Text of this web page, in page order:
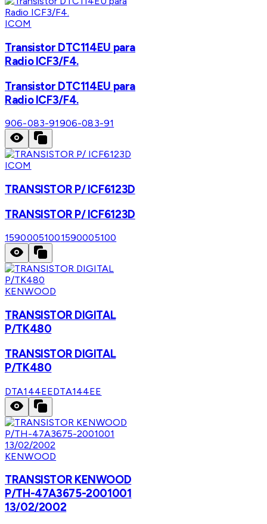
ICOM
Transistor DTC114EU para
Radio ICF3/F4.
Transistor DTC114EU para
Radio ICF3/F4.
906-083-91906-083-91
ICOM
TRANSISTOR P/ ICF6123D
TRANSISTOR P/ ICF6123D
15900051001590005100
KENWOOD
TRANSISTOR DIGITAL
P/TK480
TRANSISTOR DIGITAL
P/TK480
DTA144EEDTA144EE
KENWOOD
TRANSISTOR KENWOOD
P/TH-47A3675-2001001
13/02/2002